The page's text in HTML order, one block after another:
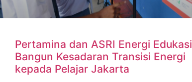
Pertamina dan ASRI Energi Edukasi
Bangun Kesadaran Transisi Energi
kepada Pelajar Jakarta